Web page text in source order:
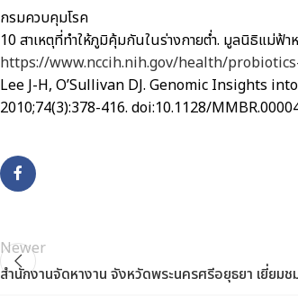
กรมควบคุมโรค
10 สาเหตุที่ทำให้ภูมิคุ้มกันในร่างกายต่ำ. มูลนิธิแม่ฟ้า
https://www.nccih.nih.gov/health/
Lee J-H, O’Sullivan DJ. Genomic Insights
2010;74(3):378-416. doi:10.1128/
Newer
สำนักงานจัดหางาน จังหวัดพระนครศรีอยุธยา เยี่ยมช